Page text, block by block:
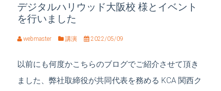
デジタルハリウッド大阪校 様とイベント
を行いました
webmaster 講演 2022/05/09
以前にも何度かこちらのブログでご紹介させて頂き
ました、弊社取締役が共同代表を務める KCA 関西ク